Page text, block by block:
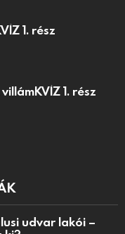
1. rész
1. rész
udvar lakói –